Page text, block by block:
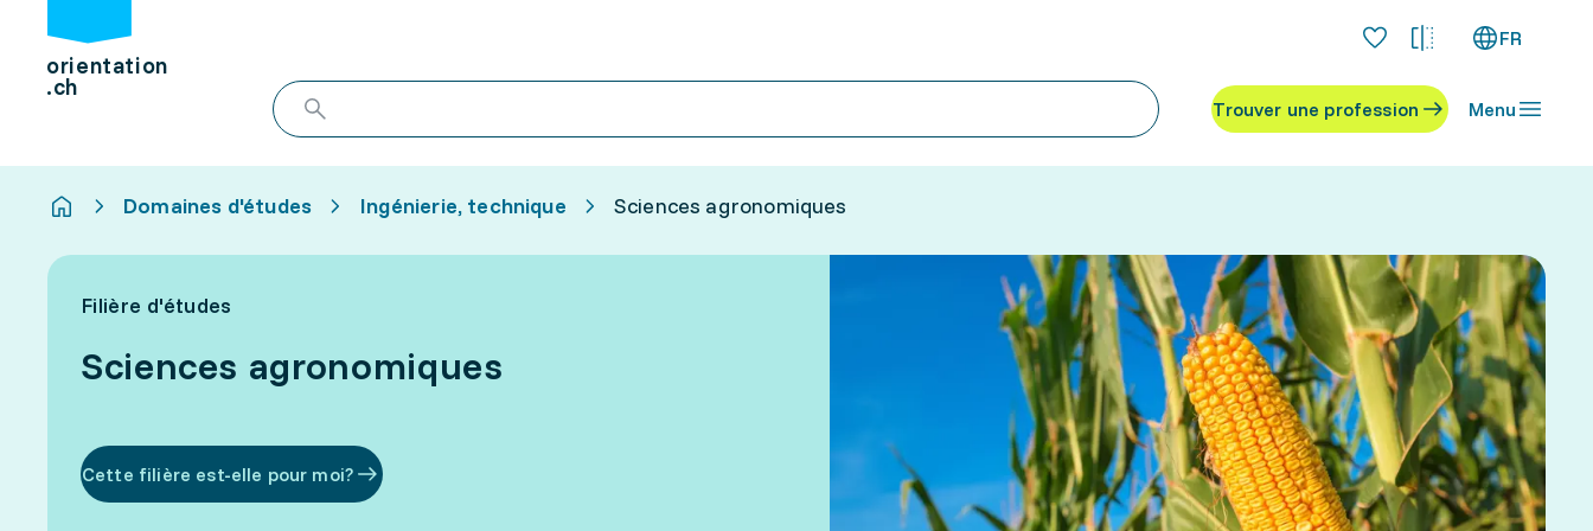
orientation
.ch
FR
Trouver une profession Menu
Domaines d'études Ingénierie, technique Sciences agronomiques
Filière d'études
Sciences agronomiques
Cette filière est-elle pour moi?